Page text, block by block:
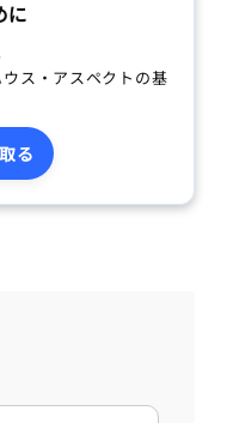
に
ス・アスペクトの基
る